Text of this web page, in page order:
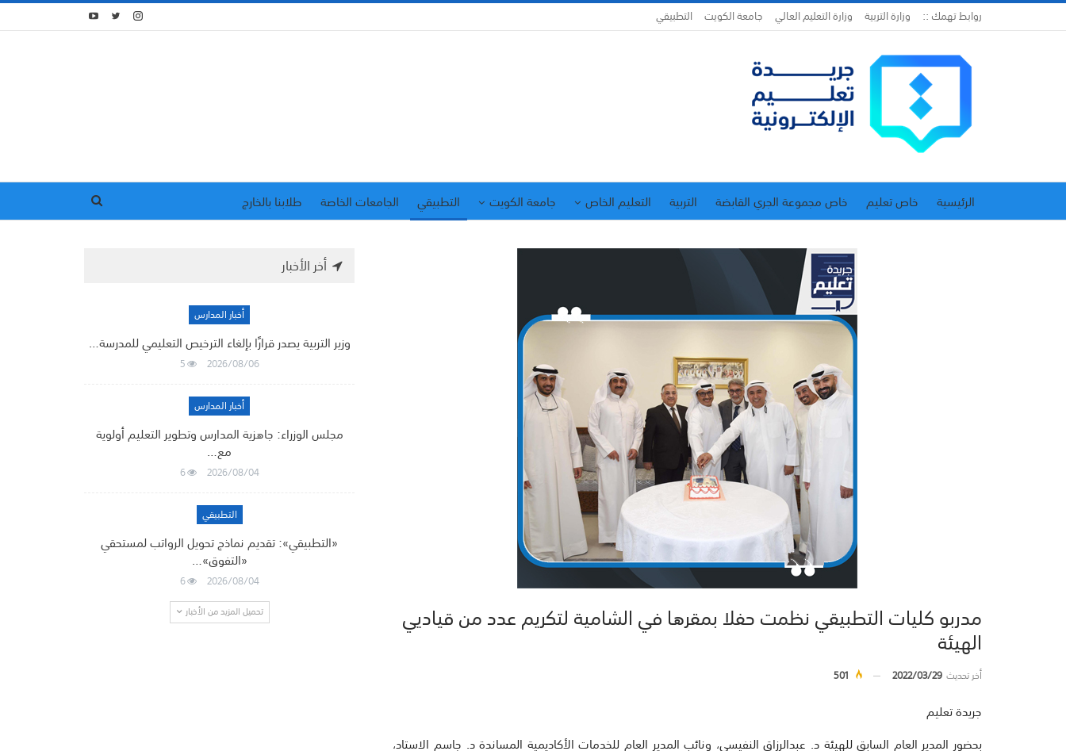
روابط تهمك :: وزارة التربية وزارة التعليم العالي جامعة الكويت التطبيقي
الرئيسية خاص تعليم خاص مجموعة الجري القابضة التربية التعليم الخاص جامعة الكويت التطبيقي الجامعات الخاصة
طلابنا بالخارج
مدربو كليات التطبيقي نظمت حفلا بمقرها في الشامية لتكريم عدد من قياديي
الهيئة
أخر تحديث2022/03/29
501
جريدة تعليم
بحضور المدير العام السابق للهيئة د. عبدالرزاق النفيسي، ونائب المدير العام للخدمات الأكاديمية المساندة د. جاسم الاستاد،
أخر الأخبار
أخبار المدارس
وزير التربية يصدر قرارًا بإلغاء الترخيص التعليمي للمدرسة…
2026/08/06
5
أخبار المدارس
مجلس الوزراء: جاهزية المدارس وتطوير التعليم أولوية
مع…
2026/08/04
6
التطبيقي
«التطبيقي»: تقديم نماذج تحويل الرواتب لمستحقي
«التفوق»…
2026/08/04
6
تحميل المزيد من الأخبار